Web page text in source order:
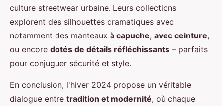
culture streetwear urbaine. Leurs collections
explorent des silhouettes dramatiques avec
notamment des manteaux à capuche, avec ceinture,
ou encore dotés de détails réfléchissants – parfaits
pour conjuguer sécurité et style.
En conclusion, l'hiver 2024 propose un véritable
dialogue entre tradition et modernité, où chaque